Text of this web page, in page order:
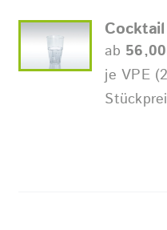
ab 56,00
je VPE